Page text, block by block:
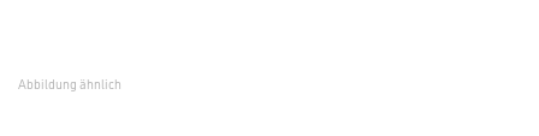
Abbildung ähnlich